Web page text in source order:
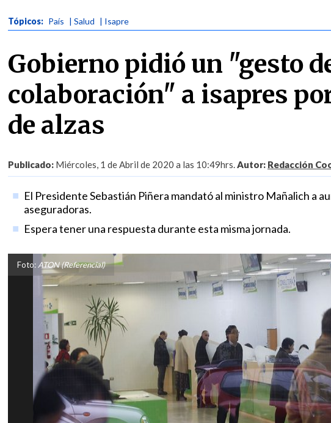
Tópicos: País | Salud | Isapre
Gobierno pidió un "gesto
colaboración" a isapres
de alzas
Publicado: Miércoles, 1 de Abril de 2020 a las 10:49hrs.Autor: Redacción
El Presidente Sebastián Piñera mandató al ministro Mañalich a
aseguradoras.
Espera tener una respuesta durante esta misma jornada.
Foto: ATON (Referencial)